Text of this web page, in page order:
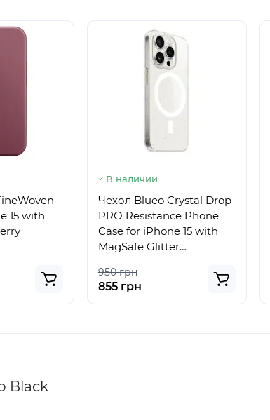
15 with
В наличии
Чехол Blueo Crystal Drop
PRO Resistance Phone
Case for iPhone 15 with
MagSafe Glitter
950 грн
855 грн
Black